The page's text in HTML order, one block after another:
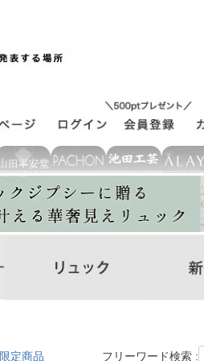
限定商品 フリーワード検索 :